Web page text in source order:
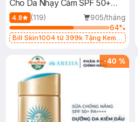
Cho Da Nhạy Cảm SPF 50+
50ml
4.8 (119)
905/tháng
64%
Bill Skin1004 từ 399k Tặng Kem
SPF 50+ 20ml (SL Có Hạn)
-40 %